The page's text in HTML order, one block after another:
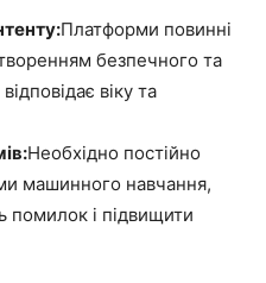
Платформи повинні
безпечного та
віку та
Необхідно постійно
машинного навчання,
помилок і підвищити